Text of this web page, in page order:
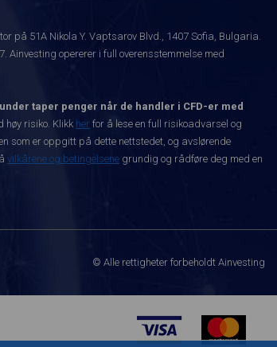
på 51A Nikola Y. Vaptsarov Blvd., 1407 Sofia, Bulgaria.
Ainvesting opererer i full overensstemmelse med
taper penger når de handler i CFD-er med
høy risiko. Klikk her for å lese en full risikoadvarsel og
som er oppgitt på dette nettstedet, og avslørende
vilkårene og betingelsene grundig og rådføre deg med en
© Alle rettigheter forbeholdt Ainvesting